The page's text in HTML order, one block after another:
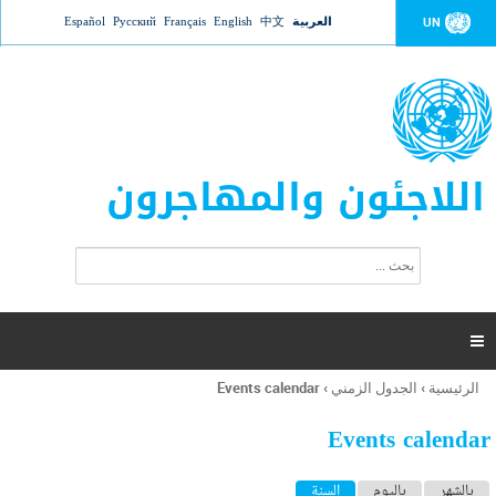
Jump to navigation UN العربية 中文
English
Français
Русский
Español
اللاجئون والمهاجرون
ت
ر
ل
ح
ب

أنت
هنا
الرئيسية › الجدول الزمني ›
Events calendar
Events calendar